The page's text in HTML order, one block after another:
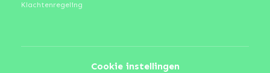
Klachtenregeling
Cookie instellingen